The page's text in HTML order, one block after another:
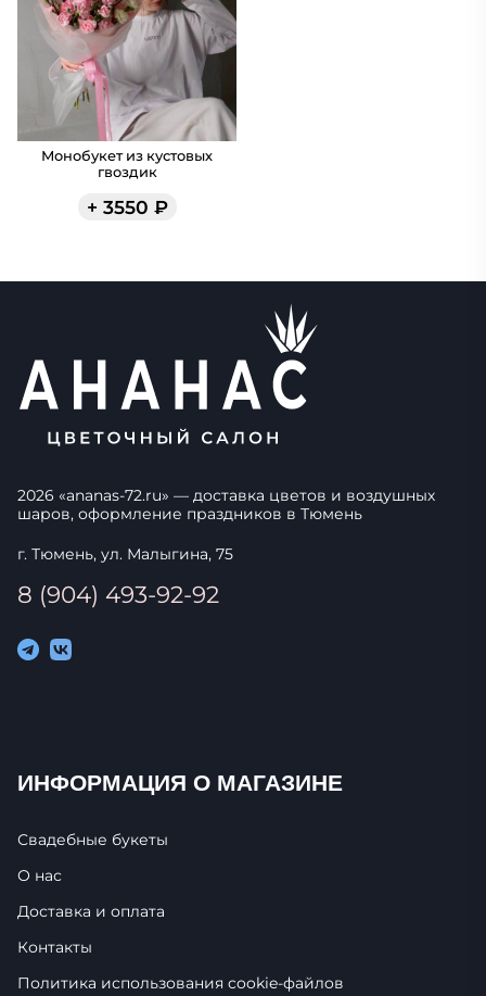
Монобукет из кустовых
гвоздик
+ 3550 ₽
2026 «ananas-72.ru» — доставка цветов и воздушных
шаров, оформление праздников в Тюмень
г. Тюмень, ул. Малыгина, 75
8 (904) 493-92-92
ИНФОРМАЦИЯ О МАГАЗИНЕ
Свадебные букеты
О нас
Доставка и оплата
Контакты
Политика использования cookie-фaйлoв